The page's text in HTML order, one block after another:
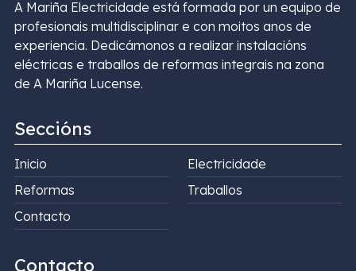
A Mariña Electricidade está formada por un equipo de
profesionais multidisciplinar e con moitos anos de
experiencia. Dedicámonos a realizar instalacións
eléctricas e traballos de reformas integrais na zona
de A Mariña Lucense.
Seccións
Inicio
Electricidade
Reformas
Traballos
Contacto
Contacto